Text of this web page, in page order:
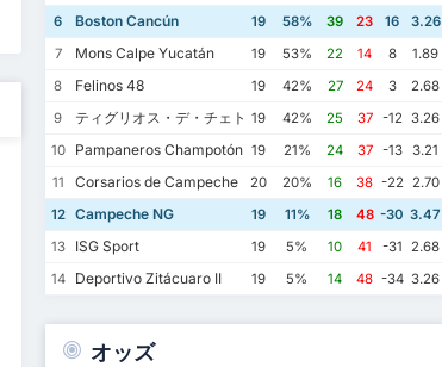
6
Boston Cancún 19 58% 39 23 16
3.26
7
Mons Calpe Yucatán 19 53% 22 14 8
1.89
8
Felinos 48 19 42% 27 24 3
2.68
9
ティグリオス・デ・チェトゥマル
19 42% 25 37 -12 3.26
10
Pampaneros Champotón 19 21% 24 37 -13
3.21
11
Corsarios de Campeche 20 20% 16 38 -22 2.70
12 Campeche NG 19 11% 18 48 -30 3.47
13
ISG Sport 19 5% 10 41 -31 2.68
14
Deportivo Zitácuaro II 19 5% 14 48 -34 3.26
オッズ